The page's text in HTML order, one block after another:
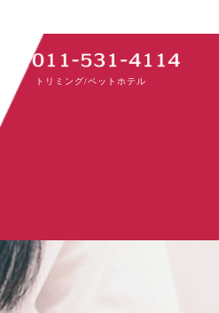
トリミング/ペットホテル